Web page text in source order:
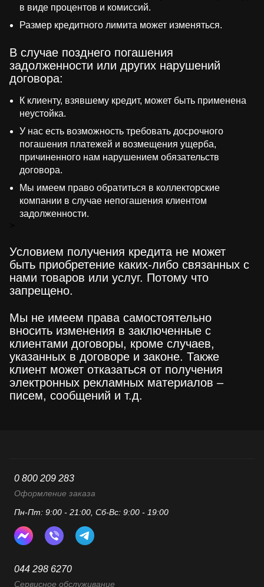
в виде процентов и комиссий.
Размер кредитного лимита может изменяться.
В случае позднего погашения
задолженности или других нарушений
договора:
К клиенту, взявшему кредит, может быть применена
неустойка.
У нас есть возможность требовать досрочного
погашения платежей и возмещения ущерба,
причиненного нам нарушением обязательств
договора.
Мы имеем право обратиться в коллекторские
компании в случае непогашения клиентом
задолженности.
Условием получения кредита не может
быть приобретение каких-либо связанных с
нами товаров или услуг. Потому что
запрещено.
Мы не имеем права самостоятельно
вносить изменения в заключенные с
клиентами договоры, кроме случаев,
указанных в договоре и законе. Также
клиент может отказаться от получения
электронных рекламных материалов –
писем, сообщений и т.д.
0 800 209 283
Оформление заказа
Пн-Пт: 9:00 - 21:00, Сб-Вс: 9:00 - 19:00
044 298 6270
Сервисное обслуживание